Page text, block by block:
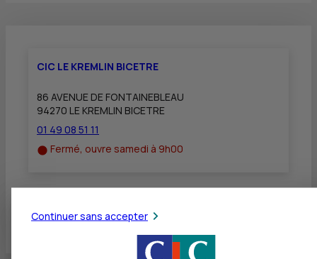
CIC LE KREMLIN BICETRE
86 AVENUE DE FONTAINEBLEAU
94270 LE KREMLIN BICETRE
01 49 08 51 11
Fermé, ouvre samedi à 9h00
Toutes les localités
Continuer sans accepter